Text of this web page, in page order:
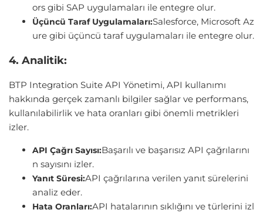
ors gibi SAP uygulamaları ile entegre olur.
Üçüncü Taraf Uygulamaları:Salesforce, Microsoft Az
ure gibi üçüncü taraf uygulamaları ile entegre olur.
4. Analitik:
BTP Integration Suite API Yönetimi, API kullanımı
hakkında gerçek zamanlı bilgiler sağlar ve performans,
kullanılabilirlik ve hata oranları gibi önemli metrikleri
izler.
API Çağrı Sayısı:Başarılı ve başarısız API çağrılarını
n sayısını izler.
Yanıt Süresi:API çağrılarına verilen yanıt sürelerini
analiz eder.
Hata Oranları:API hatalarının sıklığını ve türlerini izl